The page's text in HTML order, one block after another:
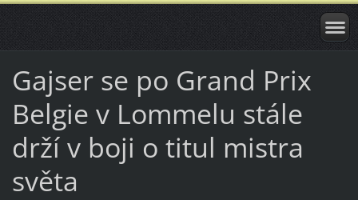
Gajser se po Grand Prix
Belgie v Lommelu stále
drží v boji o titul mistra
světa